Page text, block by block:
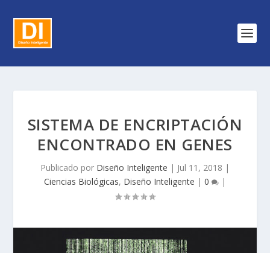
SISTEMA DE ENCRIPTACIÓN
ENCONTRADO EN GENES
Publicado por Diseño Inteligente | Jul 11, 2018 |
Ciencias Biológicas, Diseño Inteligente | 0 |